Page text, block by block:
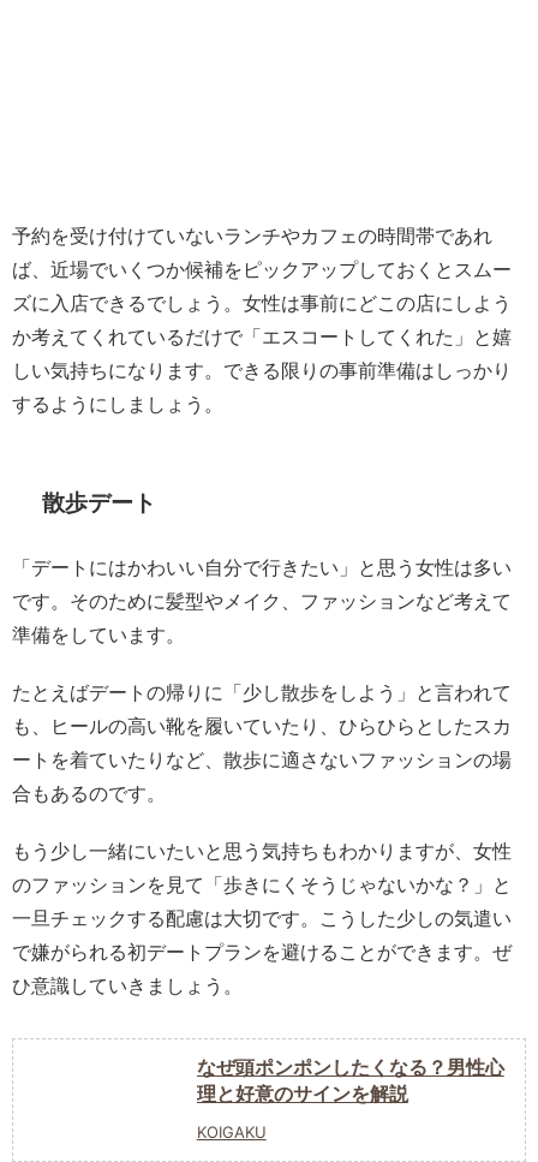
予約を受け付けていないランチやカフェの時間帯であれ
ば、近場でいくつか候補をピックアップしておくとスムー
ズに入店できるでしょう。 女性は事前にどこの店にしよう
か考えてくれているだけで「エスコートしてくれた」と嬉
しい気持ちになります。できる限りの事前準備はしっかり
するようにしましょう。
散歩デート
「デートにはかわいい自分で行きたい」と思う女性は多い
です。そのために髪型やメイク、ファッションなど考えて
準備をしています。
たとえばデートの帰りに「少し散歩をしよう」と言われて
も、ヒールの高い靴を履いていたり、ひらひらとしたスカ
ートを着ていたりなど、散歩に適さないファッションの場
合もあるのです。
もう少し一緒にいたいと思う気持ちもわかりますが、女性
のファッションを見て「歩きにくそうじゃないかな？」と
一旦チェックする配慮は大切です。 こうした少しの気遣い
で嫌がられる初デートプランを避けることができます。ぜ
ひ意識していきましょう。
なぜ頭ポンポンしたくなる？男性心
理と好意のサインを解説
KOIGAKU